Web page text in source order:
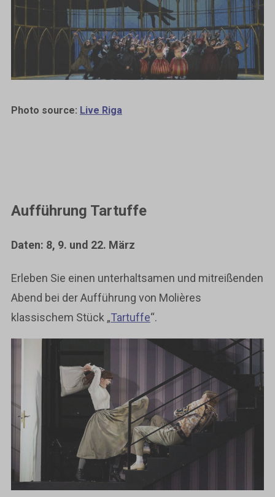
Photo source: Live Riga
Aufführung Tartuffe
Daten: 8, 9. und 22. März
Erleben Sie einen unterhaltsamen und mitreißenden
Abend bei der Aufführung von Molières
klassischem Stück „Tartuffe“.